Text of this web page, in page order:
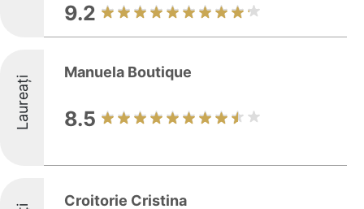
9.2
Laureați
Manuela Boutique
8.5
Croitorie Cristina